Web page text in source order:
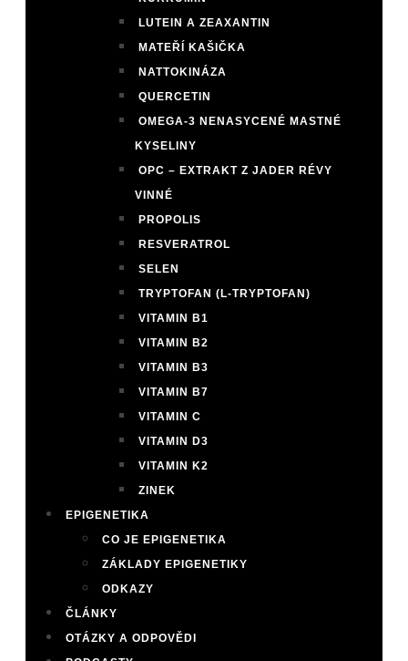
LUTEIN A ZEAXANTIN
MATEŘÍ KAŠIČKA
NATTOKINÁZA
QUERCETIN
OMEGA-3 NENASYCENÉ MASTNÉ
KYSELINY
OPC – EXTRAKT Z JADER RÉVY
VINNÉ
PROPOLIS
RESVERATROL
SELEN
TRYPTOFAN (L-TRYPTOFAN)
VITAMIN B1
VITAMIN B2
VITAMIN B3
VITAMIN B7
VITAMIN C
VITAMIN D3
VITAMIN K2
ZINEK
EPIGENETIKA
CO JE EPIGENETIKA
ZÁKLADY EPIGENETIKY
ODKAZY
ČLÁNKY
OTÁZKY A ODPOVĚDI